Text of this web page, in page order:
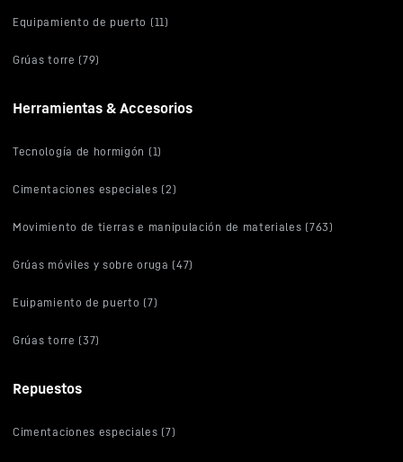
Equipamiento de puerto (11)
Grúas torre (79)
Herramientas & Accesorios
Tecnología de hormigón (1)
Cimentaciones especiales (2)
Movimiento de tierras e manipulación de materiales (763)
Grúas móviles y sobre oruga (47)
Euipamiento de puerto (7)
Grúas torre (37)
Repuestos
Cimentaciones especiales (7)